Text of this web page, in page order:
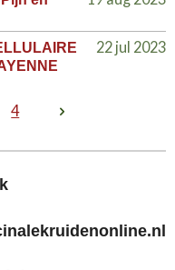
22 jul 2023
4